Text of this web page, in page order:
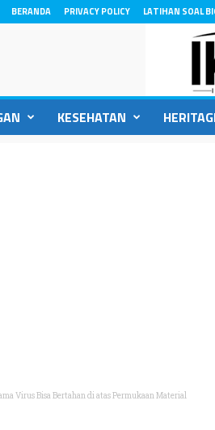
BERANDA PRIVACY POLICY LATIHAN SOAL
KESEHATAN
Virus Bisa Bertahan di atas Permukaan Material